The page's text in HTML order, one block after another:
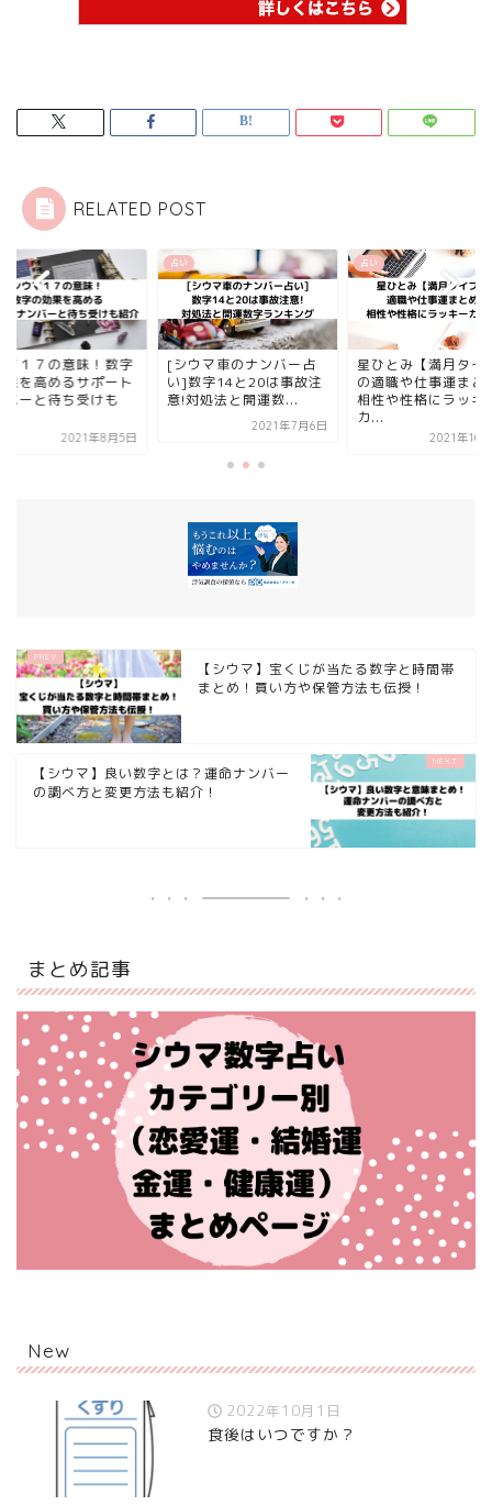
RELATED POST
マ１７の意味！数字
果を高めるサポート
バーと待ち受けも
2021年8月5日
占い
[シウマ車のナンバー占
い]数字14と20は事故注
意!対処法と開運数...
2021年7月6日
占い
星ひとみ【満月タイ
の適職や仕事運まと
相性や性格にラッキ
カ...
2021年10
【シウマ】宝くじが当たる数字と時間帯
まとめ！買い方や保管方法も伝授！
【シウマ】良い数字とは？運命ナンバー
の調べ方と変更方法も紹介！
まとめ記事
New
2022年10月1日
食後はいつですか？